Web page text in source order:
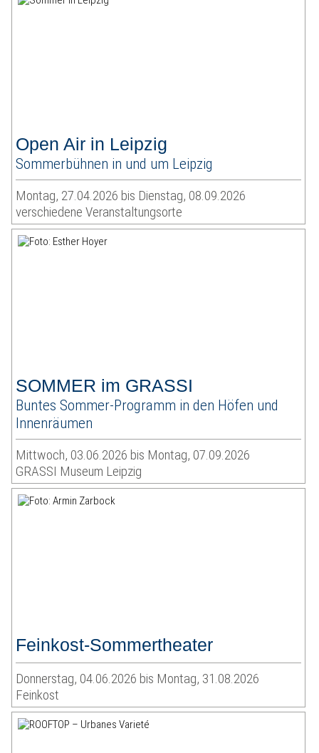
Open Air in Leipzig
Sommerbühnen in und um Leipzig
Montag, 27.04.2026 bis Dienstag, 08.09.2026
verschiedene Veranstaltungsorte
SOMMER im GRASSI
Buntes Sommer-Programm in den Höfen und
Innenräumen
Mittwoch, 03.06.2026 bis Montag, 07.09.2026
GRASSI Museum Leipzig
Feinkost-Sommertheater
Donnerstag, 04.06.2026 bis Montag, 31.08.2026
Feinkost